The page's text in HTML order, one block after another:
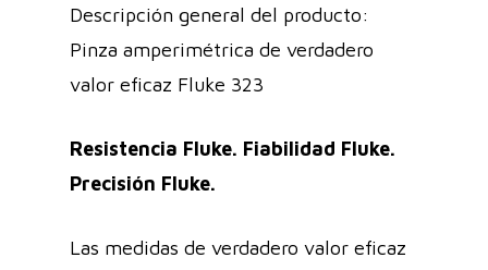
Descripción general del producto:
Pinza amperimétrica de verdadero
valor eficaz Fluke 323
Resistencia Fluke. Fiabilidad Fluke.
Precisión Fluke.
Las medidas de verdadero valor eficaz